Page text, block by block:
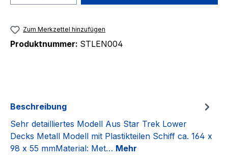
Zum Merkzettel hinzufügen
Produktnummer: STLEN004
Beschreibung
Sehr detailliertes Modell Aus Star Trek Lower
Decks Metall Modell mit Plastikteilen Schiff ca. 164 x
98 x 55 mmMaterial: Met… Mehr